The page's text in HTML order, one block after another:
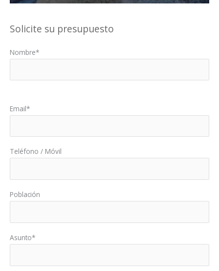
Solicite su presupuesto
Nombre*
Email*
Teléfono / Móvil
Población
Asunto*